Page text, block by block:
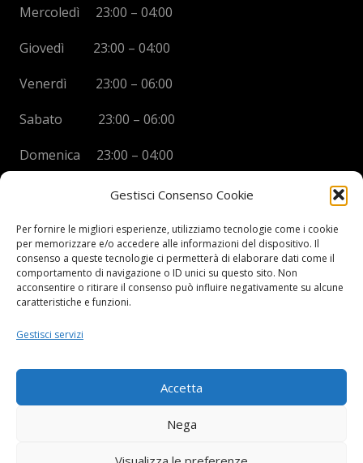
Gestisci Consenso Cookie
Per fornire le migliori esperienze, utilizziamo tecnologie come i cookie
per memorizzare e/o accedere alle informazioni del dispositivo. Il
consenso a queste tecnologie ci permetterà di elaborare dati come il
comportamento di navigazione o ID unici su questo sito. Non
acconsentire o ritirare il consenso può influire negativamente su alcune
caratteristiche e funzioni.
Gestisci servizi
Accetta
Nega
Mercoledì 23:00 – 04:00
Giovedì 23:00 – 04:00
Venerdì 23:00 – 06:00
Sabato 23:00 – 06:00
Domenica 23:00 – 04:00
BOYS DISCO VICENZA
Via Oreficeria, 68 –36100 Vicenza (VI)
Tel.+39 0444 960737
P.I.03908300241
Privacy Policy e informazioni Legali